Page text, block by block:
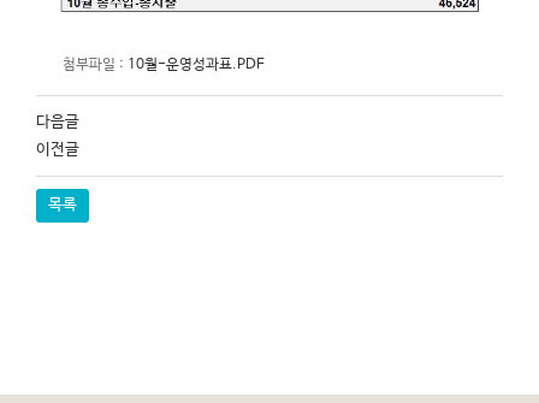
첨부파일 : 10월-운영성과표.PDF
다음글
이전글
목록